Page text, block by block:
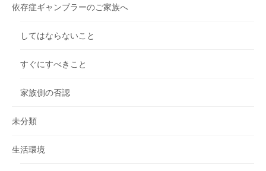
依存症ギャンブラーのご家族へ
してはならないこと
すぐにすべきこと
家族側の否認
未分類
生活環境